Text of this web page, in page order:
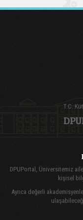
T.C.
DPUPortal, Üniversitemiz
kişisel
Ayrıca değerli